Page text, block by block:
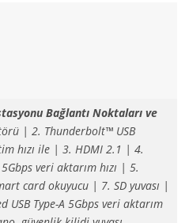
Bağlantı Noktaları ve
| 2. Thunderbolt™ USB
hızı ile | 3. HDMI 2.1 | 4.
veri aktarım hızı | 5.
card okuyucu | 7. SD yuvası |
USB Type-A 5Gbps veri aktarım